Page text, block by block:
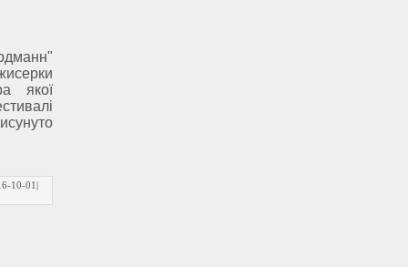
якої
10-01|